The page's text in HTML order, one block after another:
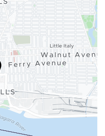
ساونا
صالة ألعاب رياضية
خدمات الاستقبال
مكتب استقبال على مدار 24 ساعة
تخزين الأمتعة
الطعام والمشروبات
مطعم (حسب الطلب)